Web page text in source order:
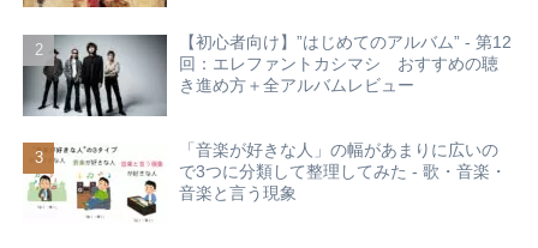
【初心者向け】”はじめてのアルバム” - 第12
回：エレファントカシマシ おすすめの聴
き進め方＋全アルバムレビュー
「音楽が好きな人」の幅があまりに広いの
で3つに分類して整理してみた - 歌・音楽・
音楽と言う現象